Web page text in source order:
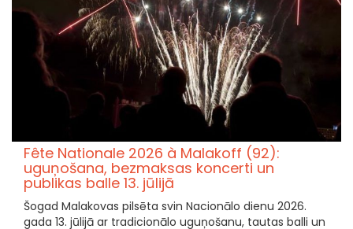
Fête Nationale 2026 à Malakoff (92):
uguņošana, bezmaksas koncerti un
publikas balle 13. jūlijā
Šogad Malakovas pilsēta svin Nacionālo dienu 2026.
gada 13. jūlijā ar tradicionālo uguņošanu, tautas balli un